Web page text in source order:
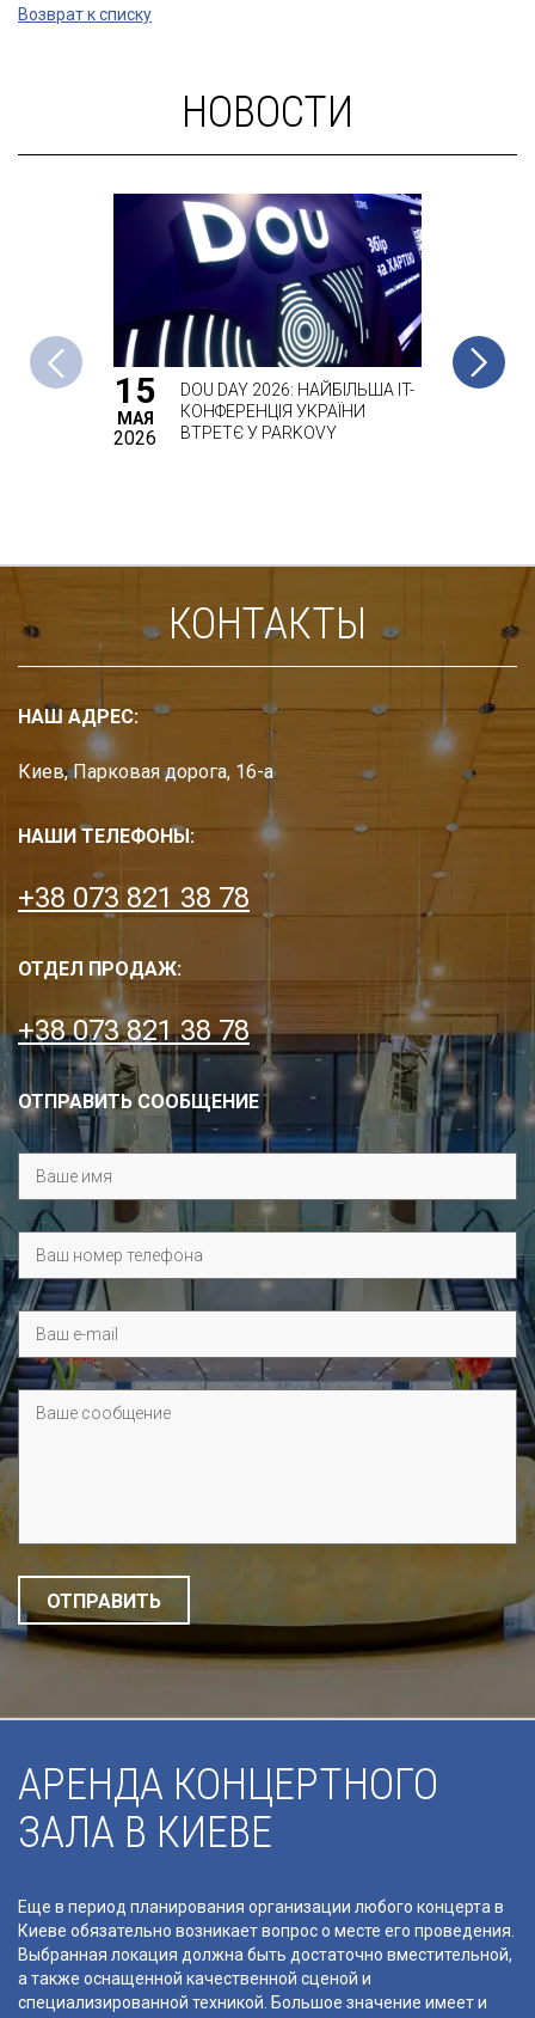
Возврат к списку
НОВОСТИ
15
МАЯ
2026
DOU DAY 2026: НАЙБІЛЬША IT-
КОНФЕРЕНЦІЯ УКРАЇНИ
ВТРЕТЄ У PARKOVY
23
КОНТАКТЫ
НАШ АДРЕС:
Киев, Парковая дорога, 16-а
НАШИ ТЕЛЕФОНЫ:
+38 073 821 38 78
ОТДЕЛ ПРОДАЖ:
+38 073 821 38 78
ОТПРАВИТЬ СООБЩЕНИЕ
АРЕНДА КОНЦЕРТНОГО
ЗАЛА В КИЕВЕ
Еще в период планирования организации любого концерта в
Киеве обязательно возникает вопрос о месте его проведения.
Выбранная локация должна быть достаточно вместительной,
а также оснащенной качественной сценой и
специализированной техникой. Большое значение имеет и